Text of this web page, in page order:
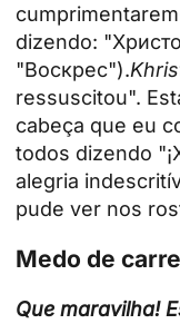
dizendo:
"Воскрес").
ressuscitou".
cabeça que eu
todos dizendo
alegria
pude ver nos
Medo de
Que maravilha!